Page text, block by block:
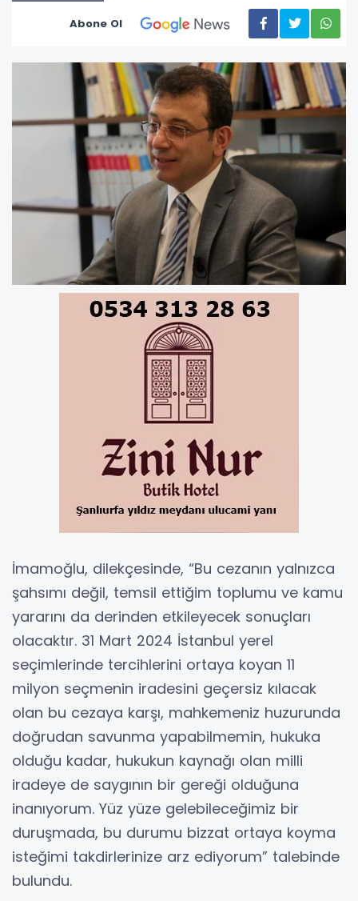
Abone Ol
İmamoğlu, dilekçesinde, “Bu cezanın yalnızca
şahsımı değil, temsil ettiğim toplumu ve kamu
yararını da derinden etkileyecek sonuçları
olacaktır. 31 Mart 2024 İstanbul yerel
seçimlerinde tercihlerini ortaya koyan 11
milyon seçmenin iradesini geçersiz kılacak
olan bu cezaya karşı, mahkemeniz huzurunda
doğrudan savunma yapabilmemin, hukuka
olduğu kadar, hukukun kaynağı olan milli
iradeye de saygının bir gereği olduğuna
inanıyorum. Yüz yüze gelebileceğimiz bir
duruşmada, bu durumu bizzat ortaya koyma
isteğimi takdirlerinize arz ediyorum” talebinde
bulundu.